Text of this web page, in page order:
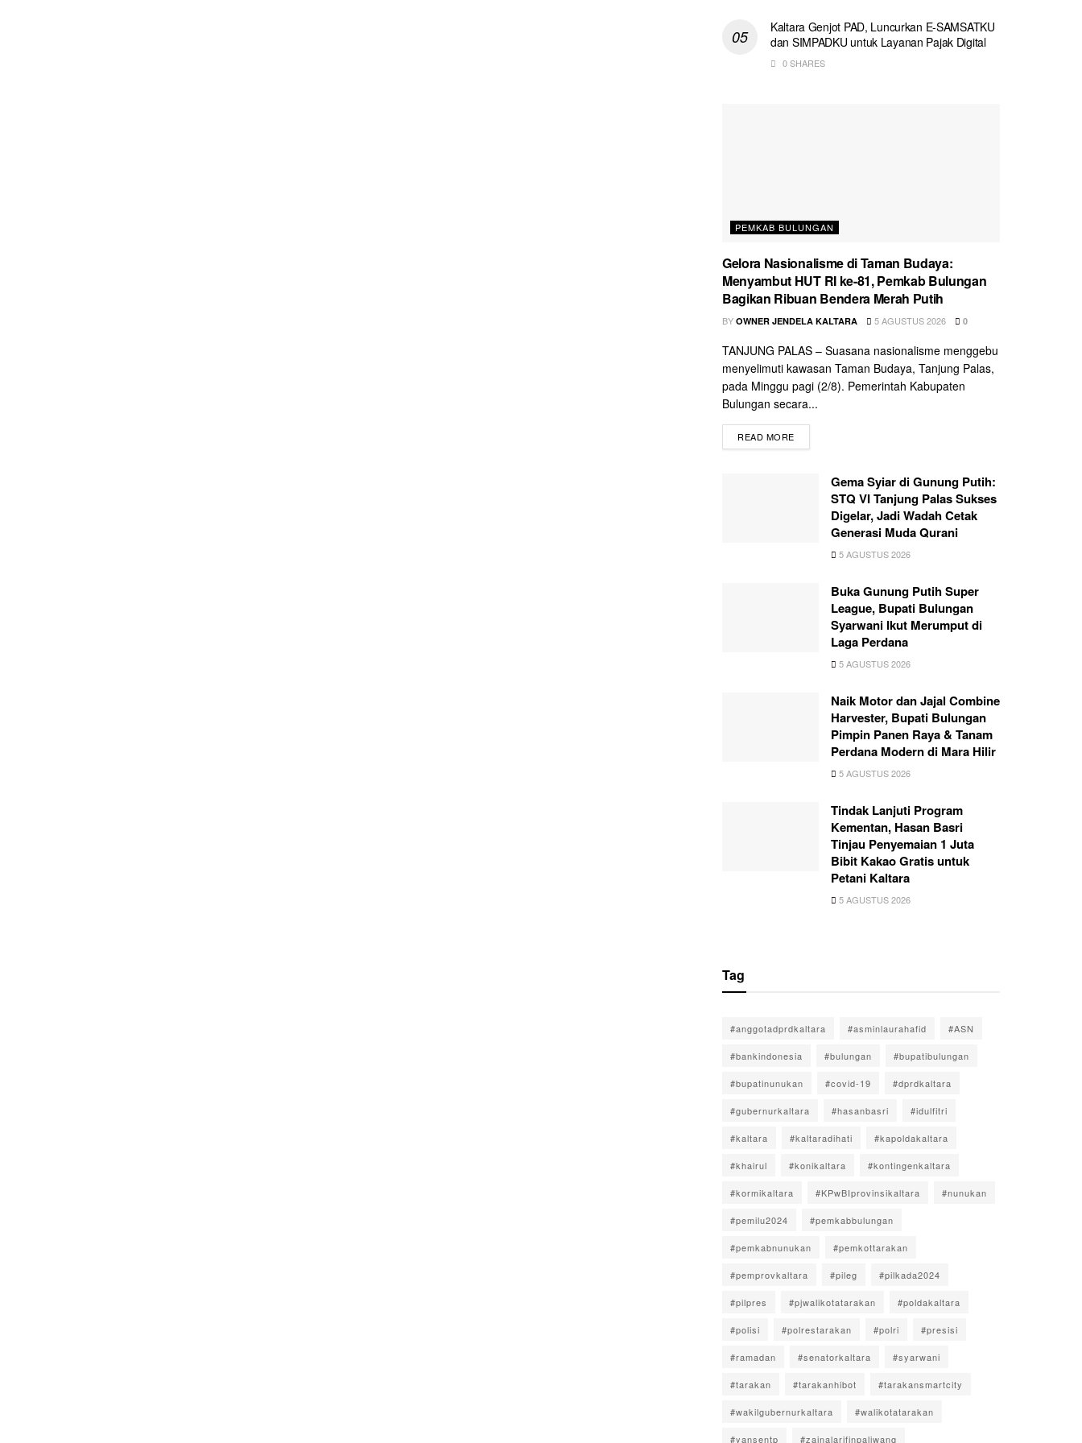
Kaltara Genjot PAD, Luncurkan E-SAMSATKU
dan SIMPADKU untuk Layanan Pajak Digital
0 SHARES
PEMKAB BULUNGAN
Gelora Nasionalisme di Taman Budaya:
Menyambut HUT RI ke-81, Pemkab Bulungan
Bagikan Ribuan Bendera Merah Putih
BY OWNER JENDELA KALTARA 5 AGUSTUS 2026 0
TANJUNG PALAS – Suasana nasionalisme menggebu
menyelimuti kawasan Taman Budaya, Tanjung Palas,
pada Minggu pagi (2/8). Pemerintah Kabupaten
Bulungan secara...
READ MORE
Gema Syiar di Gunung Putih:
STQ VI Tanjung Palas Sukses
Digelar, Jadi Wadah Cetak
Generasi Muda Qurani
5 AGUSTUS 2026
Buka Gunung Putih Super
League, Bupati Bulungan
Syarwani Ikut Merumput di
Laga Perdana
5 AGUSTUS 2026
Naik Motor dan Jajal Combine
Harvester, Bupati Bulungan
Pimpin Panen Raya & Tanam
Perdana Modern di Mara Hilir
5 AGUSTUS 2026
Tindak Lanjuti Program
Kementan, Hasan Basri
Tinjau Penyemaian 1 Juta
Bibit Kakao Gratis untuk
Petani Kaltara
5 AGUSTUS 2026
Tag
#anggotadprdkaltara #asminlaurahafid #ASN
#bankindonesia #bulungan #bupatibulungan
#bupatinunukan #covid-19 #dprdkaltara
#gubernurkaltara #hasanbasri #idulfitri
#kaltara #kaltaradihati #kapoldakaltara
#khairul #konikaltara #kontingenkaltara
#kormikaltara #KPwBIprovinsikaltara #nunukan
#pemilu2024 #pemkabbulungan
#pemkabnunukan #pemkottarakan
#pemprovkaltara #pileg #pilkada2024
#pilpres #pjwalikotatarakan #poldakaltara
#polisi #polrestarakan #polri #presisi
#ramadan #senatorkaltara #syarwani
#tarakan #tarakanhibot #tarakansmartcity
#wakilgubernurkaltara #walikotatarakan
#yansentp #zainalarifinpaliwang